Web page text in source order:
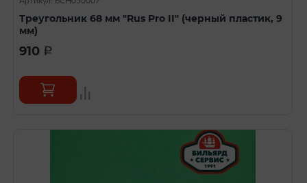
Треугольник 68 мм "Rus Pro II" (черный пластик, 9
мм)
910 a